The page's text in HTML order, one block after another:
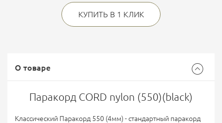
КУПИТЬ В 1 КЛИК
О товаре
Паракорд CORD nylon (550)(black)
Классический Паракорд 550 (4мм) - cтандартный паракорд